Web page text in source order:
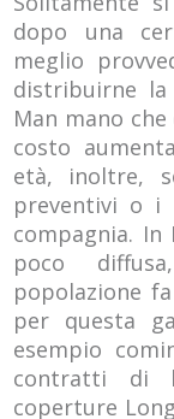
dopo una
meglio
distribuirne
Man mano
costo
età, inoltre,
preventivi o i
compagnia. In
poco
popolazione
per questa
esempio
contratti di
coperture